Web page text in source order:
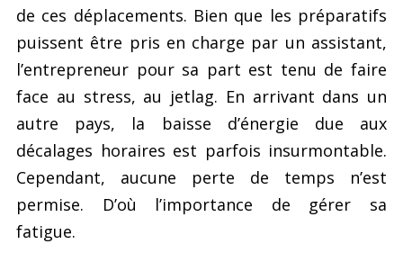
de ces déplacements. Bien que les préparatifs
puissent être pris en charge par un assistant,
l’entrepreneur pour sa part est tenu de faire
face au stress, au jetlag. En arrivant dans un
autre pays, la baisse d’énergie due aux
décalages horaires est parfois insurmontable.
Cependant, aucune perte de temps n’est
permise. D’où l’importance de gérer sa
fatigue.